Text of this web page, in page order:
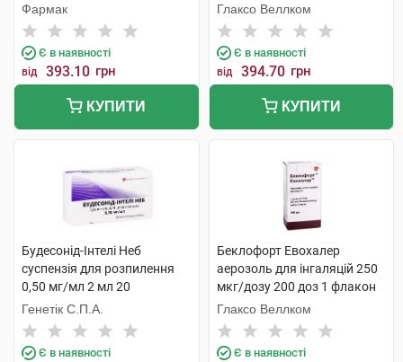
Фармак
Є в наявності
від 393.10 грн
КУПИТИ
Глаксо Веллком
Є в наявності
від 394.70 грн
КУПИТИ
Будесонід-Інтелі Неб
суспензія для розпилення
0,50 мг/мл 2 мл 20
контейнерів
Генетік С.П.А.
Є в наявності
Беклофорт Евохалер
аерозоль для інгаляцій 250
мкг/дозу 200 доз 1 флакон
Глаксо Веллком
Є в наявності